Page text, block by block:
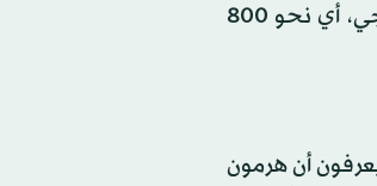
كان الرجل ينام ليلاً أقل من ست ساعات أو أكثر من تسع ساعات. وأفاد الباحثون أن جميع هؤلاء الثنائي الزوجي، أي نحو 800
أن هرمون